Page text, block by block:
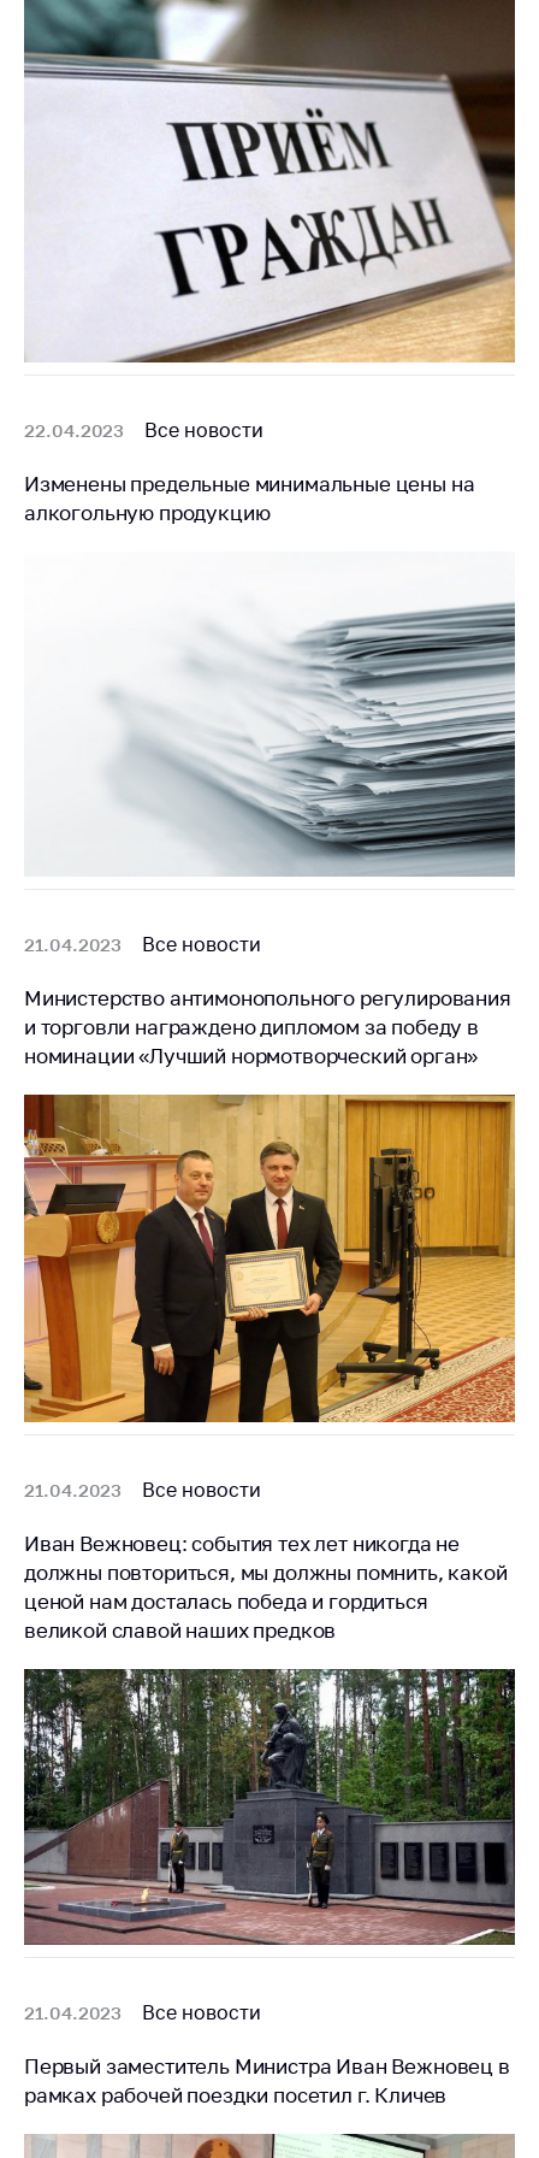
Торговля и услуги
Регулирование и
Защита прав
потребителей
Регулирование
рекламной
деятельности
сотрудничество
регулирования
Выставочная
персональных
данных
Обратиться в МАРТ
Электронные
обращения
цен на товары
Сообщить о росте
цен на лекарства и
медицинские
изделия
Контакты
Адрес и режим
работы
Приемная
Министра
Пресс-служба
Вышестоящий
государственный
орган
Важное на сайте
Сообщить о росте
цен
Ценообразование
на лекарственные
средства, изделия
медицинского
назначения и
медицинскую
технику
Решение Комиссии
(отсутствия)
антимонопольного
законодательства
Предостережения и
22.04.2023 Все новости
Изменены предельные минимальные цены на
алкогольную продукцию
21.04.2023 Все новости
Министерство антимонопольного регулирования
и торговли награждено дипломом за победу в
номинации «Лучший нормотворческий орган»
21.04.2023 Все новости
Иван Вежновец: события тех лет никогда не
должны повториться, мы должны помнить, какой
ценой нам досталась победа и гордиться
великой славой наших предков
21.04.2023 Все новости
Первый заместитель Министра Иван Вежновец в
рамках рабочей поездки посетил г. Кличев